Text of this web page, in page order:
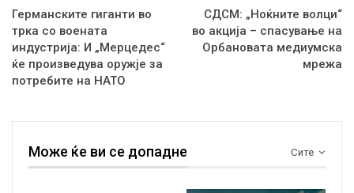
Германските гиганти во
трка со воената
индустрија: И „Мерцедес“
ќе произведува оружје за
потребите на НАТО
СДСМ: „Ноќните волци“
во акција – спасување на
Орбановата медиумска
мрежа
Сите
Може ќе ви се допадне